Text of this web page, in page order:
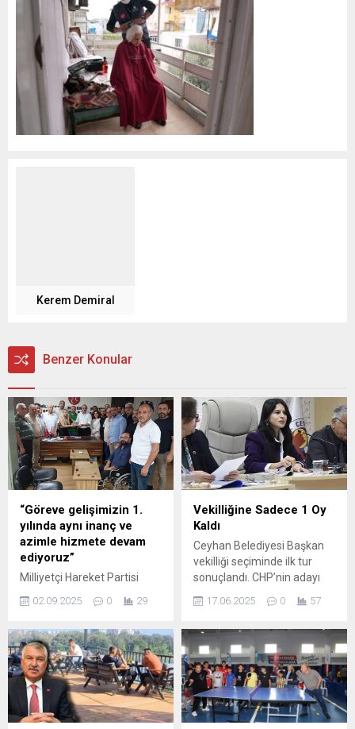
Kerem Demiral
Benzer Konular
“Göreve gelişimizin 1.
yılında aynı inanç ve
azimle hizmete devam
ediyoruz”
Milliyetçi Hareket Partisi
Yıldırım, göreve gelişlerinin
açıklamada şu ifadelere yer
verdi: “Bugün, yönetim
kurulu üyelerimizle birlikte
üstlendiğimiz görevin 1.
yılına ulaşmanın gurur ve
heyecanını yaşıyoruz. Bu
02.09.2025 0 29
Vekilliğine Sadece 1 Oy
Kaldı
Ceyhan Belediyesi Başkan
vekilliği seçiminde ilk tur
sonuçlandı. CHP’nin adayı
Cumhur İttifakı’nın adayı
kaldı. Sevil Yıldız bir oy daha
almış olabilseydi vekillik
seçimi ikinci tura
kalmayacaktı.
17.06.2025 0 57